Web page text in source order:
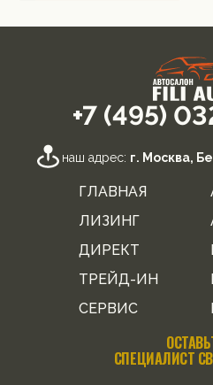
+7 (495)
наш адрес: г. Москва,
ГЛАВНАЯ
ЛИЗИНГ
ДИРЕКТ
ТРЕЙД-ИН
СЕРВИС
СПЕЦИАЛИСТ